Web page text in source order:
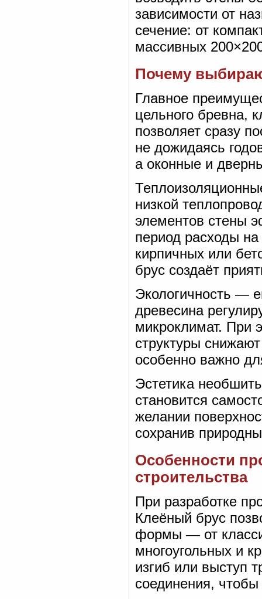
зависимости от
сечение: от
массивных
Почему
Главное
цельного бревна,
позволяет сразу
не дожидаясь
а оконные и
низкой
элементов стены
период расходы
кирпичных или
брус создаёт
Экологичность —
древесина
микроклимат. При
структуры
особенно важно
Эстетика
становится
желании
сохранив
Особенности
строительства
При разработке
Клеёный брус
формы — от
многоугольных и
изгиб или выступ
соединения,